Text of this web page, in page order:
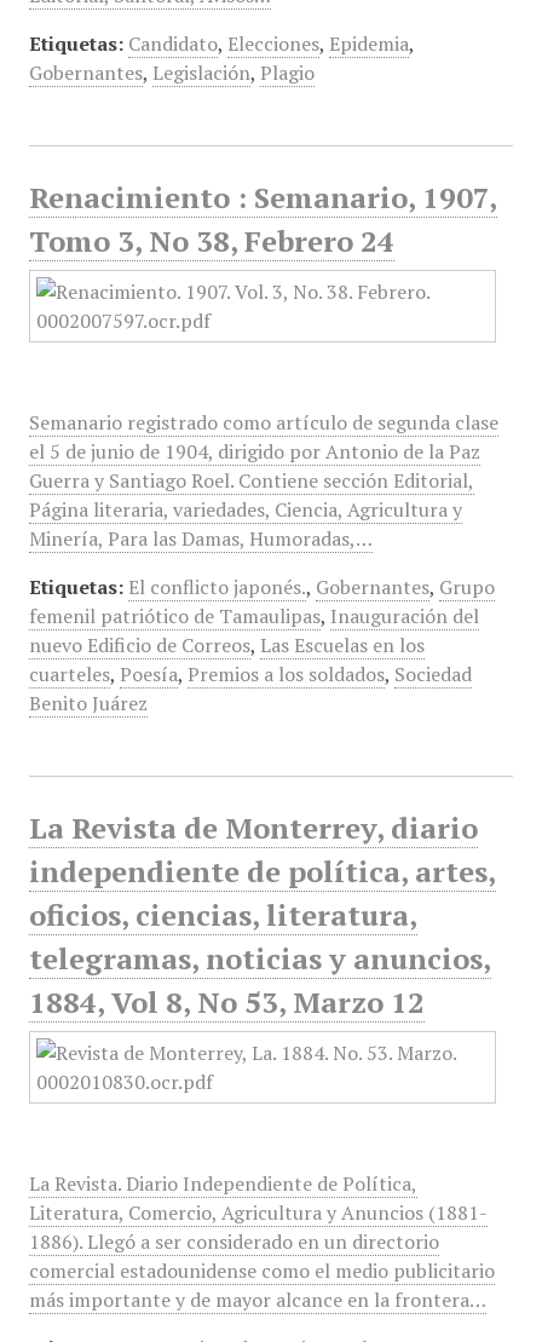
Etiquetas: Candidato, Elecciones, Epidemia,
Gobernantes, Legislación, Plagio
Renacimiento : Semanario, 1907,
Tomo 3, No 38, Febrero 24
Semanario registrado como artículo de segunda clase
el 5 de junio de 1904, dirigido por Antonio de la Paz
Guerra y Santiago Roel. Contiene sección Editorial,
Página literaria, variedades, Ciencia, Agricultura y
Minería, Para las Damas, Humoradas,…
Etiquetas: El conflicto japonés., Gobernantes, Grupo
femenil patriótico de Tamaulipas, Inauguración del
nuevo Edificio de Correos, Las Escuelas en los
cuarteles, Poesía, Premios a los soldados, Sociedad
Benito Juárez
La Revista de Monterrey, diario
independiente de política, artes,
oficios, ciencias, literatura,
telegramas, noticias y anuncios,
1884, Vol 8, No 53, Marzo 12
La Revista. Diario Independiente de Política,
Literatura, Comercio, Agricultura y Anuncios (1881-
1886). Llegó a ser considerado en un directorio
comercial estadounidense como el medio publicitario
más importante y de mayor alcance en la frontera…